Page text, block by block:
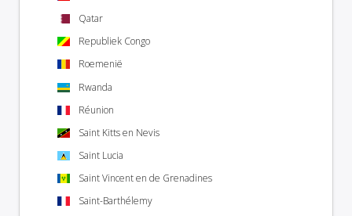
Qatar
Republiek Congo
Roemenië
Rwanda
Réunion
Saint Kitts en Nevis
Saint Lucia
Saint Vincent en de Grenadines
Saint-Barthélemy